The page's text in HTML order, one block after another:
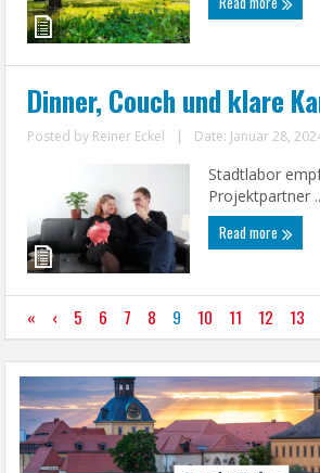
Dinner, Couch und klare
Posted by Reiner Eckel | Date: Januar 28,
Stadtlabor
Projektpartner
Read more
« ‹ 5 6 7 8 9 10 11 12 13